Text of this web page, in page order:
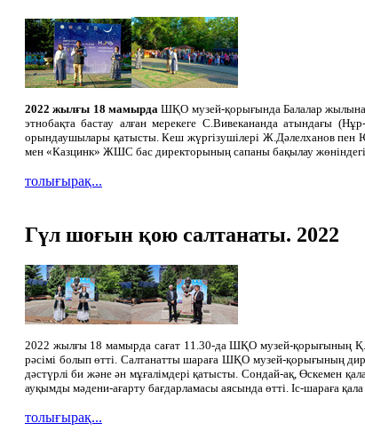
2022 жылғы 18 мамырдаШҚО музей-қорығында Балалар жылына
этнобақта бастау алған мерекеге С.Вивекананда атындағы
орындаушылары қатысты. Кеш жүргізушілері Ж.Дәлелханов пен
мен «Казцинк» ЖШС бас директорының сапаны бақылау
толығырақ...
Гүл шоғын қою салтанаты. 2022
2022 жылғы 18 мамырда сағат 11.30-да ШҚО музей-қорығының Қ.
рәсімі болып өтті. Салтанатты шараға ШҚО музей-қорығының
дәстүрлі би және ән мұғалімдері қатысты. Сондай-ақ, Өскемен
ауқымды мәдени-ағарту бағдарламасы аясында өтті. Іс-шараға
толығырақ...